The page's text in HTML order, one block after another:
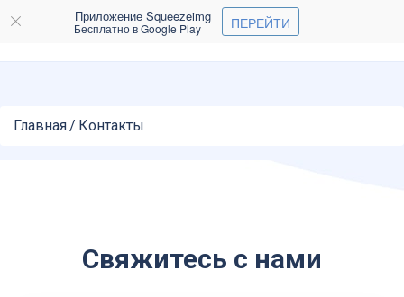
Приложение Squeezeimg
Бесплатно в Google Play ПЕРЕЙТИ
Главная/ Контакты
Свяжитесь с нами